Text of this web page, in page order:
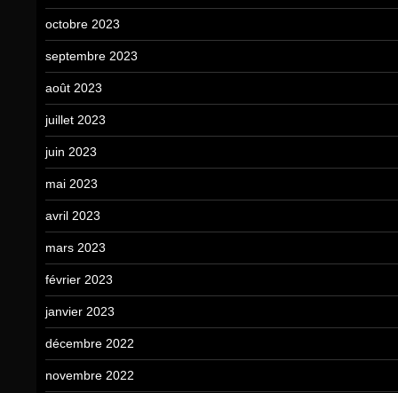
octobre 2023
septembre 2023
août 2023
juillet 2023
juin 2023
mai 2023
avril 2023
mars 2023
février 2023
janvier 2023
décembre 2022
novembre 2022